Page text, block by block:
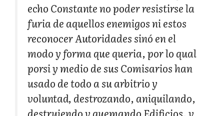
echo Constante no poder resistirse la
furia de aquellos enemigos ni estos
reconocer Autoridades sinó en el
modo y forma que queria, por lo qual
porsi y medio de sus Comisarios han
usado de todo a su arbitrio y
voluntad, destrozando, aniquilando,
destruiendo y quemando Edificios, y